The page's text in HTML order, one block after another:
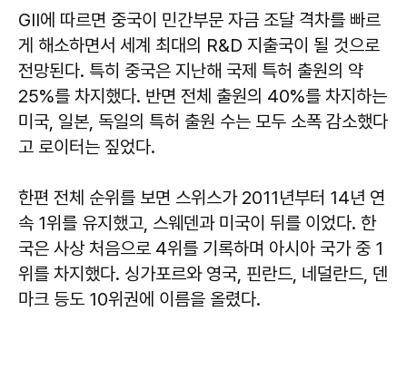
GII에 따르면 중국이 민간부문 자금 조달 격차를 빠르
게 해소하면서 세계 최대의 R&D 지출국이 될 것으로
전망된다. 특히 중국은 지난해 국제 특허 출원의 약
25%를 차지했다. 반면 전체 출원의 40%를 차지하는
미국, 일본, 독일의 특허 출원 수는 모두 소폭 감소했다
고 로이터는 짚었다.
한편 전체 순위를 보면 스위스가 2011년부터 14년 연
속 1위를 유지했고, 스웨덴과 미국이 뒤를 이었다. 한
국은 사상 처음으로 4위를 기록하며 아시아 국가 중 1
위를 차지했다. 싱가포르와 영국, 핀란드, 네덜란드, 덴
마크 등도 10위권에 이름을 올렸다.